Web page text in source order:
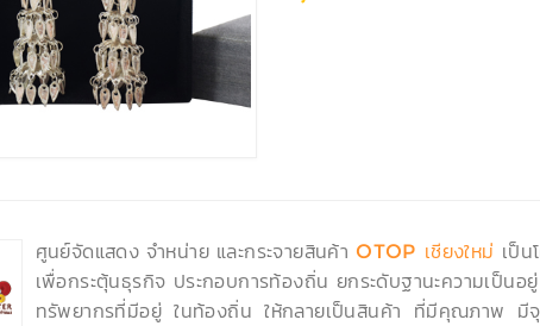
ศูนย์จัดแสดง จำหน่าย และกระจายสินค้า OTOP เชียงใหม่ เป็
เพื่อกระตุ้นธุรกิจ ประกอบการท้องถิ่น ยกระดับฐานะความเป็น
ทรัพยากรที่มีอยู่ ในท้องถิ่น ให้กลายเป็นสินค้า ที่มีคุณภาพ มี